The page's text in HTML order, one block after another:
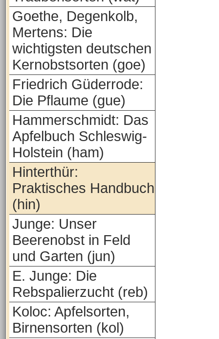
Goethe, Degenkolb,
Mertens: Die
wichtigsten deutschen
Kernobstsorten (goe)
Friedrich Güderrode:
Die Pflaume (gue)
Hammerschmidt: Das
Apfelbuch Schleswig-
Holstein (ham)
Hinterthür:
Praktisches Handbuch
(hin)
Junge: Unser
Beerenobst in Feld
und Garten (jun)
E. Junge: Die
Rebspalierzucht (reb)
Koloc: Apfelsorten,
Birnensorten (kol)